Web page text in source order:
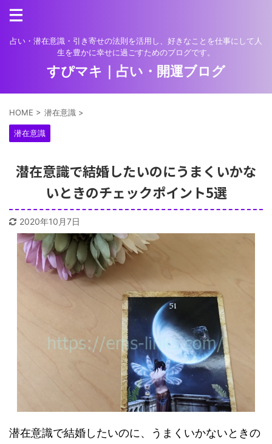
占い・潜在意識・引き寄せの法則を活用し、好きなことを仕事にして人
生を豊かに幸せに過ごすためのブログです。
すぴマキ｜占い・開運ブログ
HOME > 潜在意識 >
潜在意識
潜在意識で結婚したいのにうまくいかな
いときのチェックポイント5選
2020年10月7日
潜在意識で結婚したいのに、うまくいかないときの